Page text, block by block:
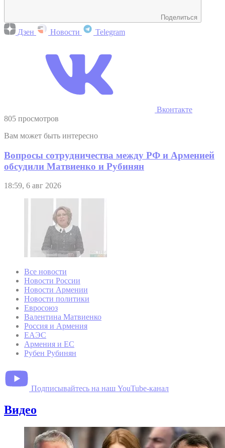
Поделиться
Дзен Новости Telegram
Вконтакте
805 просмотров
Вам может быть интересно
Вопросы сотрудничества между РФ и Арменией
обсудили Матвиенко и Рубинян
18:59, 6 авг 2026
Все новости
Новости России
Новости Армении
Новости политики
Евросоюз
Валентина Матвиенко
Россия и Армения
ЕАЭС
Армения и ЕС
Рубен Рубинян
Подписывайтесь на наш YouTube-канал
Видео